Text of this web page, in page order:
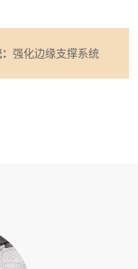
强化边缘支撑系统